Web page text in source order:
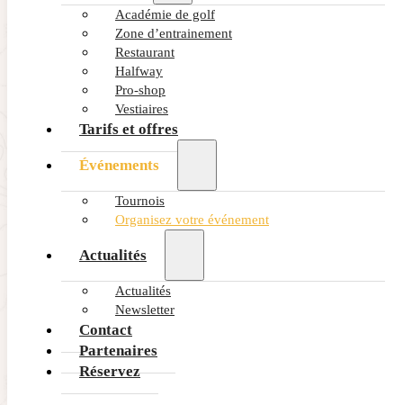
Académie de golf
Zone d’entrainement
Restaurant
Halfway
Pro-shop
Vestiaires
Tarifs et offres
Événements
Tournois
Organisez votre événement
Actualités
Actualités
Newsletter
Contact
Partenaires
Réservez
Abonnez-vous à nos dernières
ACTUALITÉS et OFFRES
J’ai lu et compris la politique de confidentialité